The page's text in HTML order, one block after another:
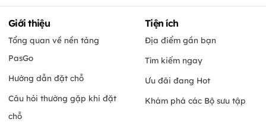
Giới thiệu
Tổng quan về nền tảng
PasGo
Hướng dẫn đặt chỗ
Câu hỏi thường gặp khi đặt
chỗ
Tiện ích
Địa điểm gần bạn
Tìm kiếm ngay
Ưu đãi đang Hot
Khám phá các Bộ sưu tập